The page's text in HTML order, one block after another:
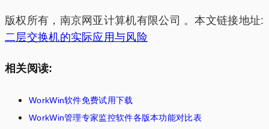
版权所有，南京网亚计算机有限公司 。本文链接地址:
二层交换机的实际应用与风险
相关阅读:
WorkWin软件免费试用下载
WorkWin管理专家监控软件各版本功能对比表